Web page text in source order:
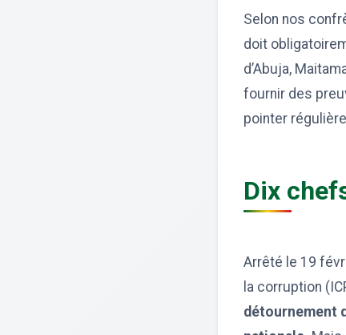
Selon nos
doit
d’Abuja,
fournir des
pointer
Dix
Arrêté le 19
la corruption
détournement